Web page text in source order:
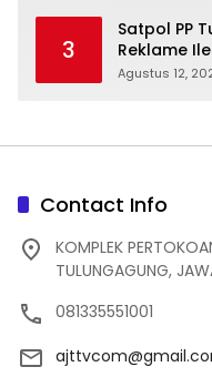
3
Satpol PP
Reklame
dan Indah
Agustus 12,
Contact Info
KOMPLEK
TULUNGAGUNG,
081335551001